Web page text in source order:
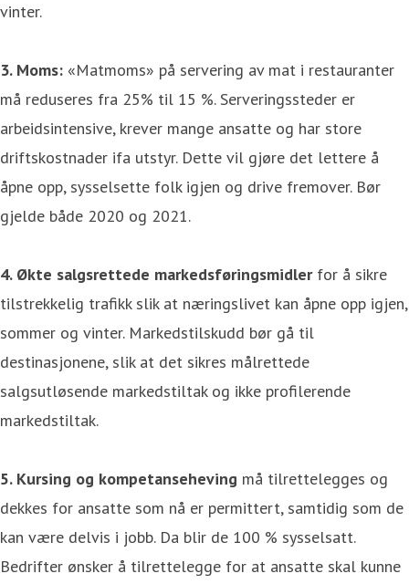
vinter.
3. Moms: «Matmoms» på servering av mat i restauranter
må reduseres fra 25% til 15 %. Serveringssteder er
arbeidsintensive, krever mange ansatte og har store
driftskostnader ifa utstyr. Dette vil gjøre det lettere å
åpne opp, sysselsette folk igjen og drive fremover. Bør
gjelde både 2020 og 2021.
4. Økte salgsrettede markedsføringsmidlerfor å sikre
tilstrekkelig trafikk slik at næringslivet kan åpne opp igjen,
sommer og vinter. Markedstilskudd bør gå til
destinasjonene, slik at det sikres målrettede
salgsutløsende markedstiltak og ikke profilerende
markedstiltak.
5. Kursing og kompetanseheving må tilrettelegges og
dekkes for ansatte som nå er permittert, samtidig som de
kan være delvis i jobb. Da blir de 100 % sysselsatt.
Bedrifter ønsker å tilrettelegge for at ansatte skal kunne